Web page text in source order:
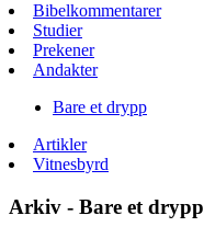
Bibelkommentarer
Studier
Prekener
Andakter
Bare et drypp
Artikler
Vitnesbyrd
Arkiv - Bare et drypp